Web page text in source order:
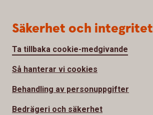
Säkerhet och integritet
Ta tillbaka cookie-medgivande
Så hanterar vi cookies
Behandling av personuppgifter
Bedrägeri och säkerhet